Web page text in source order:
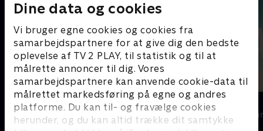
Dine data og cookies
Vi bruger egne cookies og cookies fra
samarbejdspartnere for at give dig den bedste
oplevelse af TV 2 PLAY, til statistik og til at
målrette annoncer til dig. Vores
samarbejdspartnere kan anvende cookie-data til
målrettet markedsføring på egne og andres
platforme. Du kan til- og fravælge cookies
herunder, og du kan altid trække dit samtykke
Top Dog
Krimi & Spænding • 1 sæsoner
The Au Pair
Krimi &